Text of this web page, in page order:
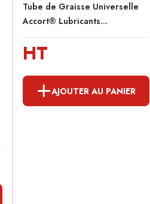
Tube de Graisse Universelle
Accort® Lubricants...
HT
AJOUTER AU PANIER